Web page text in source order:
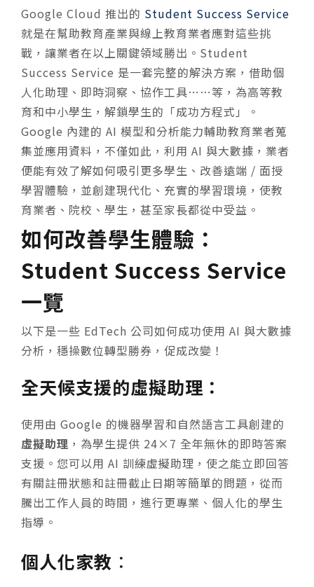
Google Cloud 推出的 Student Success Service
就是在幫助教育產業與線上教育業者應對這些挑
戰，讓業者在以上關鍵領域勝出。Student
Success Service 是一套完整的解決方案，借助個
人化助理、即時洞察、協作工具⋯⋯等，為高等教
育和中小學生，解鎖學生的「成功方程式」。
Google 內建的 AI 模型和分析能力輔助教育業者蒐
集並應用資料，不僅如此，利用 AI 與大數據，業者
便能有效了解如何吸引更多學生、改善遠端 / 面授
學習體驗，並創建現代化、充實的學習環境，使教
育業者、院校、學生，甚至家長都從中受益。
如何改善學生體驗：
Student Success Service
一覽
以下是一些 EdTech 公司如何成功使用 AI 與大數據
分析，穩操數位轉型勝券，促成改變！
全天候支援的虛擬助理：
使用由 Google 的機器學習和自然語言工具創建的
虛擬助理 ，為學生提供 24×7 全年無休的即時答案
支援。您可以用 AI 訓練虛擬助理，使之能立即回答
有關註冊狀態和註冊截止日期等簡單的問題，從而
騰出工作人員的時間，進行更專業、個人化的學生
指導。
個人化家教 ：